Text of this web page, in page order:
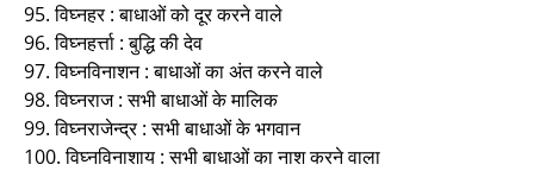
95. विघ्नहर : बाधाओं को दूर करने वाले
96. विघ्नहर्त्ता : बुद्धि की देव
97. विघ्नविनाशन : बाधाओं का अंत करने वाले
98. विघ्नराज : सभी बाधाओं के मालिक
99. विघ्नराजेन्द्र : सभी बाधाओं के भगवान
100. विघ्नविनाशाय : सभी बाधाओं का नाश करने वाला